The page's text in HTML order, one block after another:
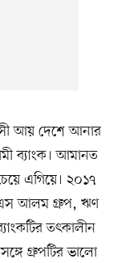
আয় দেশে আনার
ব্যাংক। আমানত
এগিয়ে। ২০১৭
এস আলম গ্রুপ, ঋণ
তৎকালীন
গ্রুপটির ভালো